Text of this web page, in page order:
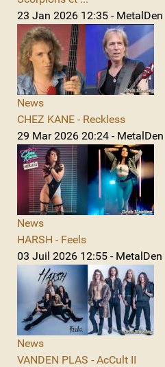
23 Jan 2026 12:35 - MetalDen
News
CHEZ KANE - Reckless
29 Mar 2026 20:24 - MetalDen
News
HARSH - Feels
03 Juil 2026 12:55 - MetalDen
News
VANDEN PLAS - AcCult II